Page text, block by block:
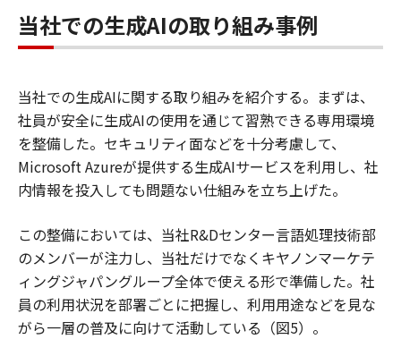
当社での生成AIの取り組み事例
当社での生成AIに関する取り組みを紹介する。まずは、
社員が安全に生成AIの使用を通じて習熟できる専用環境
を整備した。セキュリティ面などを十分考慮して、
Microsoft Azureが提供する生成AIサービスを利用し、社
内情報を投入しても問題ない仕組みを立ち上げた。
この整備においては、当社R&Dセンター言語処理技術部
のメンバーが注力し、当社だけでなくキヤノンマーケテ
ィングジャパングループ全体で使える形で準備した。社
員の利用状況を部署ごとに把握し、利用用途などを見な
がら一層の普及に向けて活動している（図5）。